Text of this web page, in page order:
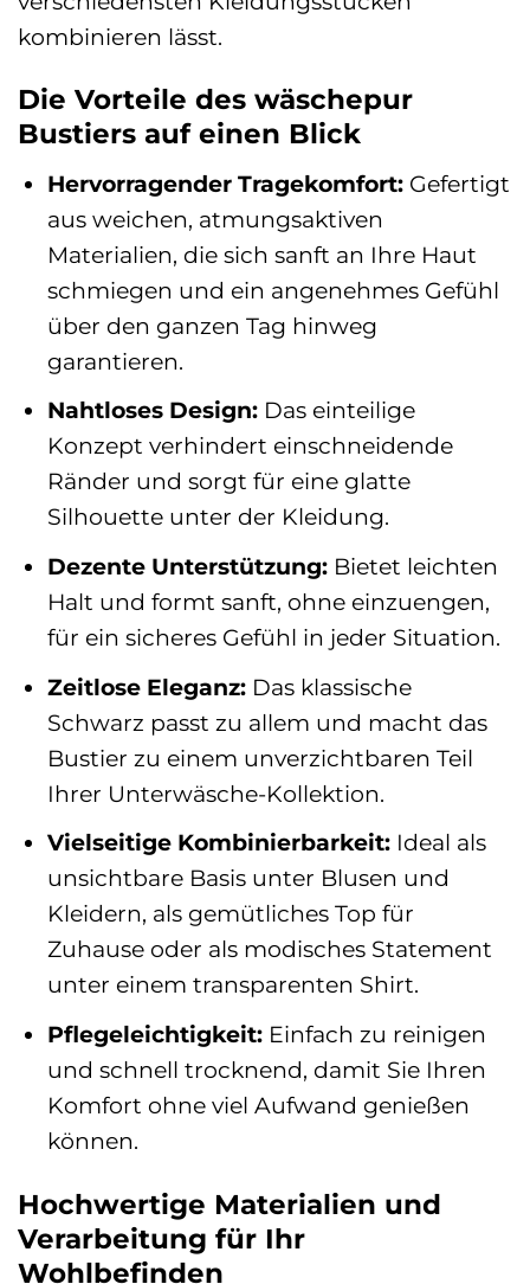
kombinieren lässt.
Die Vorteile des wäschepur
Bustiers auf einen Blick
Hervorragender Tragekomfort:Gefertigt
aus weichen, atmungsaktiven
Materialien, die sich sanft an Ihre Haut
schmiegen und ein angenehmes Gefühl
über den ganzen Tag hinweg
garantieren.
Nahtloses Design:Das einteilige
Konzept verhindert einschneidende
Ränder und sorgt für eine glatte
Silhouette unter der Kleidung.
Dezente Unterstützung:Bietet leichten
Halt und formt sanft, ohne einzuengen,
für ein sicheres Gefühl in jeder Situation.
Zeitlose Eleganz:Das klassische
Schwarz passt zu allem und macht das
Bustier zu einem unverzichtbaren Teil
Ihrer Unterwäsche-Kollektion.
Vielseitige Kombinierbarkeit:Ideal als
unsichtbare Basis unter Blusen und
Kleidern, als gemütliches Top für
Zuhause oder als modisches Statement
unter einem transparenten Shirt.
Pflegeleichtigkeit:Einfach zu reinigen
und schnell trocknend, damit Sie Ihren
Komfort ohne viel Aufwand genießen
können.
Hochwertige Materialien und
Verarbeitung für Ihr
Wohlbefinden